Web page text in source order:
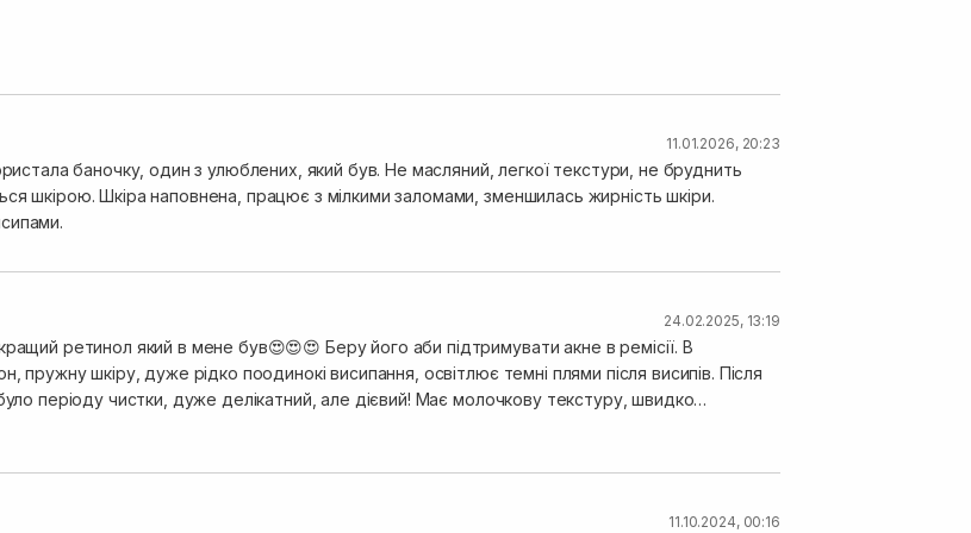
🔥🔥
11.01.2026, 20:23
баночку, один з улюблених, який був. Не масляний, легкої текстури, не бруднить
зменшилась жирність шкіри.
24.02.2025, 13:19
ретинол який в мене був😍😍😍 Беру його аби підтримувати акне в ремісії. В
пружну шкіру, дуже рідко поодинокі висипання, освітлює темні плями після висипів. Після
періоду чистки, дуже делікатний, але дієвий! Має молочкову текстуру, швидко
плівкою. Працює кожна копійка😁
11.10.2024, 00:16